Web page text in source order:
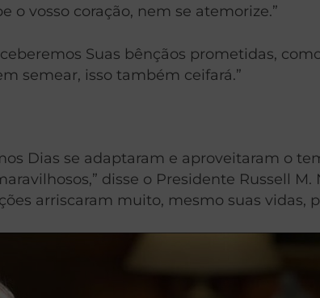
o vosso coração, nem se atemorize.”
Suas bênçãos prometidas,
semear, isso também ceifará.”
Dias se adaptaram e aproveitaram o
disse o Presidente Russell
arriscaram muito, mesmo suas vidas,